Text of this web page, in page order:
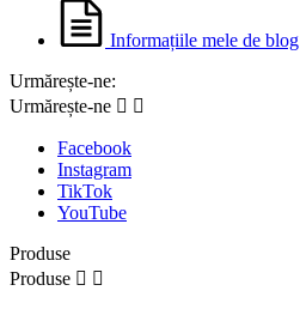
Informațiile mele de blog
Urmărește-ne:
Urmărește-ne  
Facebook
Instagram
TikTok
YouTube
Produse
Produse  